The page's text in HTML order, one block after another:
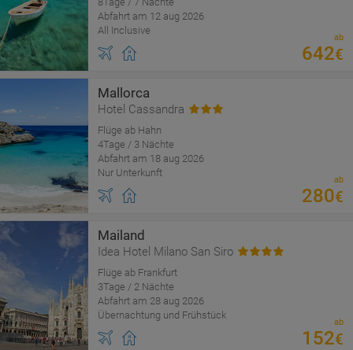
Abfahrt am 12 aug 2026
All Inclusive
ab
642€
Mallorca
Hotel Cassandra
Flüge ab Hahn
4Tage / 3 Nächte
Abfahrt am 18 aug 2026
Nur Unterkunft
ab
280€
Mailand
Idea Hotel Milano San Siro
Flüge ab Frankfurt
3Tage / 2 Nächte
Abfahrt am 28 aug 2026
Übernachtung und Frühstück
ab
152€